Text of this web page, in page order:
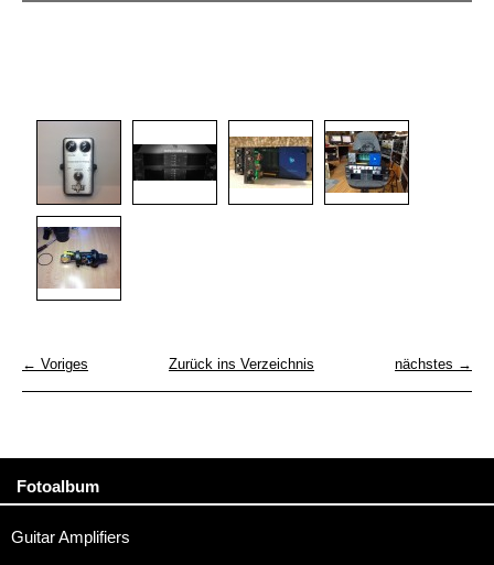
← Voriges nächstes →
Zurück ins Verzeichnis
Fotoalbum
Guitar Amplifiers